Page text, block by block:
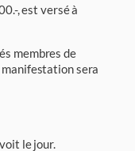
, est versé à
membres de
manifestation sera
le jour.